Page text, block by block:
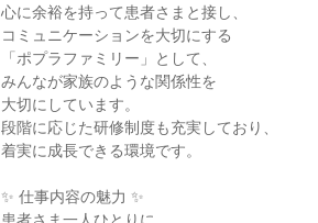
心に余裕を持って患者さまと接し、
コミュニケーションを大切にする
「ポプラファミリー」として、
みんなが家族のような関係性を
大切にしています。
段階に応じた研修制度も充実しており、
着実に成長できる環境です。
✨ 仕事内容の魅力 ✨